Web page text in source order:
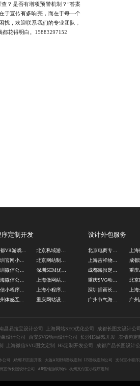
？是否有增项预警机制？”答案
于宣传有多响亮，而在于每一个
，欢迎联系我们的专业团队，
花得明白。15883297152
序定制开发
成都VR游戏开发公司
深圳官网小程序定制
深圳微信公众号开发
上海微信公众号定制
微信小程序制作公司
设计外包服务
北京电商专题页设计公司
上海吉祥物设计公司
重庆SVG动画设计公司
广州节气海报设计公司
广
昌易拉宝设计公司 上海网站SEO优化公司 成都长图文设计公司
设计公司 西安SVG动画设计公司 长沙H5游戏开发 表情包定
上海微信SVG图文定制 H5定制开发公司 成都产品长图设计公
公司 郑州H5页面开发 大连AR营销游戏定制 H5游戏定制公司 支付宝小程序
宣传长图设计公司
AR营销游戏制作 杭州支付宝小程序定制